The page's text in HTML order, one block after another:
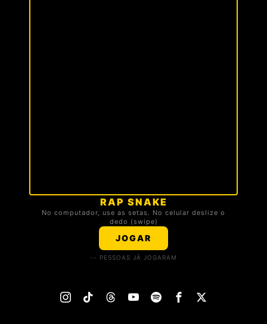
RAP SNAKE
No computador, use as setas. No celular deslize o
dedo (swipe)
JOGAR
🏆 TOP 3 DA TROPA
Carregando ranking...
-- PESSOAS JÁ JOGARAM